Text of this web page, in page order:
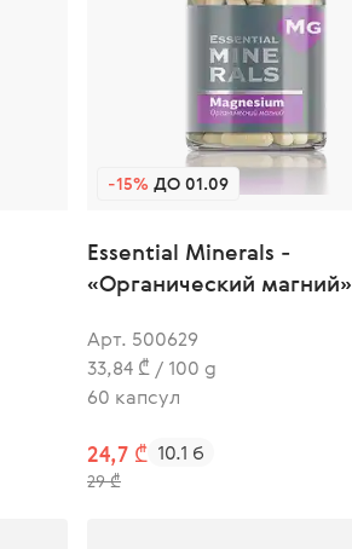
-15% ДО 01.09
Essential Minerals -
«Органический магний»
Арт. 500629
33,84 ₾ / 100 g
60 капсул
24,7 ₾
29 ₾
10.1 б